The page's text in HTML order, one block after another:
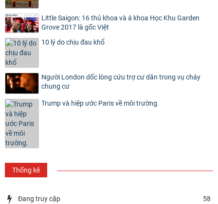
Little Saigon: 16 thủ khoa và á khoa Học Khu Garden
Grove 2017 là gốc Việt
10 lý do chịu đau khổ
Người London dốc lòng cứu trợ cư dân trong vụ cháy
chung cư
Trump và hiệp ước Paris về môi trường.
Thống kê
Đang truy cập 58